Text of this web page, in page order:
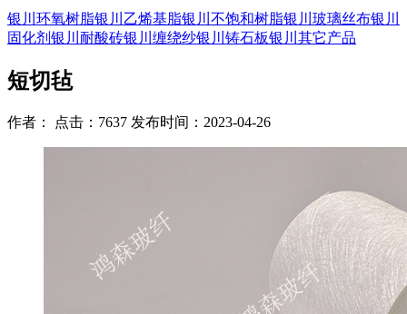
银川环氧树脂银川乙烯基脂银川不饱和树脂银川玻璃丝布银川
固化剂 银川耐酸砖银川缠绕纱银川铸石板银川其它产品
短切毡
作者： 点击：7637 发布时间：2023-04-26